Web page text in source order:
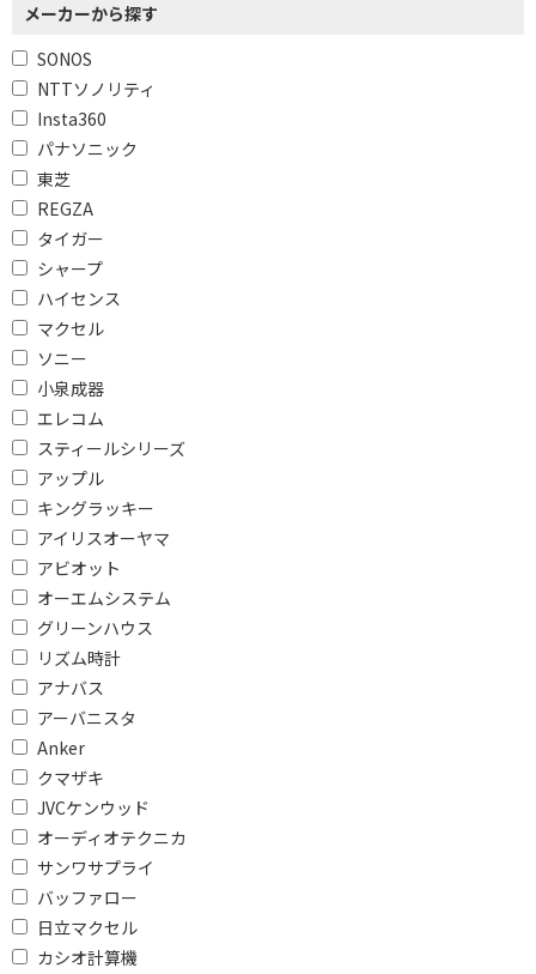
メーカーから探す
SONOS
NTTソノリティ
Insta360
パナソニック
東芝
REGZA
タイガー
シャープ
ハイセンス
マクセル
ソニー
小泉成器
エレコム
スティールシリーズ
アップル
キングラッキー
アイリスオーヤマ
アビオット
オーエムシステム
グリーンハウス
リズム時計
アナバス
アーバニスタ
Anker
クマザキ
JVCケンウッド
オーディオテクニカ
サンワサプライ
バッファロー
日立マクセル
カシオ計算機
対応
Bluetooth非対応
Wi-Fiで絞り込む
ワイドFMで絞り込む
防水・防滴で絞り込む
防水対応
受信バンドで絞り込む
ラジオ非対応
接続端子で絞り込む
φ3.5mm ミニプラグ
ライトニング端子
ARCで絞り込む
ハイレゾで絞り込む